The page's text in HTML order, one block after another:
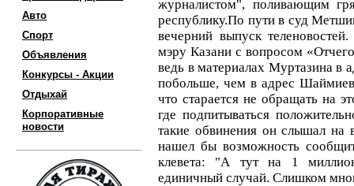
Авто
Спорт
Объявления
Конкурсы - Акции
Отдыхай
Корпоративные
новости
журналистом", поливающим
республику.По пути в суд
вечерний выпуск
мэру Казани с вопросом
ведь в материалах Муртазина в
побольше, чем в адрес
что старается не обращать на
где подпитываться
такие обвинения он слышал на
нашел бы возможность
клевета: "А тут на 1
единичный случай. Слишком